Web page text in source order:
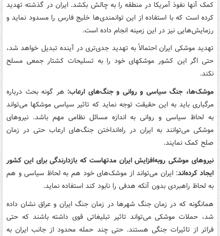
کمک آنها نفوذ آمریکا در منطقه را به چالش بکشد. ایران در گذشته تهدید
کرده است که با استفاده از این توانمندی‌ها خلیج فارس را مسدود نماید و
رزمایش‌هایی نیز در این زمینه انجام داده است.
تهدید موشکی ایران احتمالاً به تهدید جدی‌تری در آینده تبدیل خواهد شد،
حتی اگر این کشور موشکهای خود را به تسلیحات کشتار جمعی مسلح
نکند.
موشک‌ها، جنگ سیاسی و روانی و جنگ‌های ارعاب: هر گونه بحث درباره
مرگباری باید به این حقیقت توجه نماید که تاثیر سیاسی موشکها می‌تواند
به لحاظ سیاسی و روانی به اندازه مسائل نظامی مهم باشد. نیروهای
موشکی می‌توانند به ایران در راه‌انداختن جنگ‌های ارعاب حتی در زمان
صلح کمک نمایند.
نیروهای موشکی روبه‌افزایش ایران مدتهاست که بازدارندگی برای این کشور
ایجاد کرده‌اند: ایران می‌تواند از موشک‌های خود هم به لحاظ سیاسی و هم
به لحاظ راهبردی بدون آنکه هدفی را نابود کند استفاده نماید.
همانگونه که در زمان جنگ شهرها در زمان جنگ ایران و عراق نشان داده
شد، حملات موشکی می‌تواند تاثیر تبلیغاتی قوی داشته باشند که حتی
فراتر از تاثیرات جنگی هستند. حتی چند حمله محدود از جانب ایران به